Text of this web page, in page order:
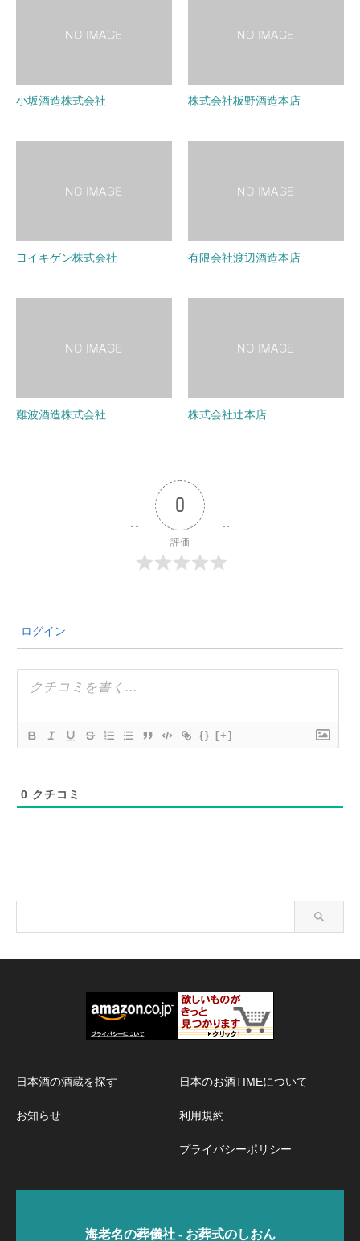
小坂酒造株式会社 株式会社板野酒造本店
ヨイキゲン株式会社 有限会社渡辺酒造本店
難波酒造株式会社 株式会社辻本店
0
評価
ログイン
{} [+]
0 クチコミ
日本酒の酒蔵を探す
お知らせ
日本のお酒TIMEについて
利用規約
プライバシーポリシー
海老名の葬儀社 - お葬式のしおん